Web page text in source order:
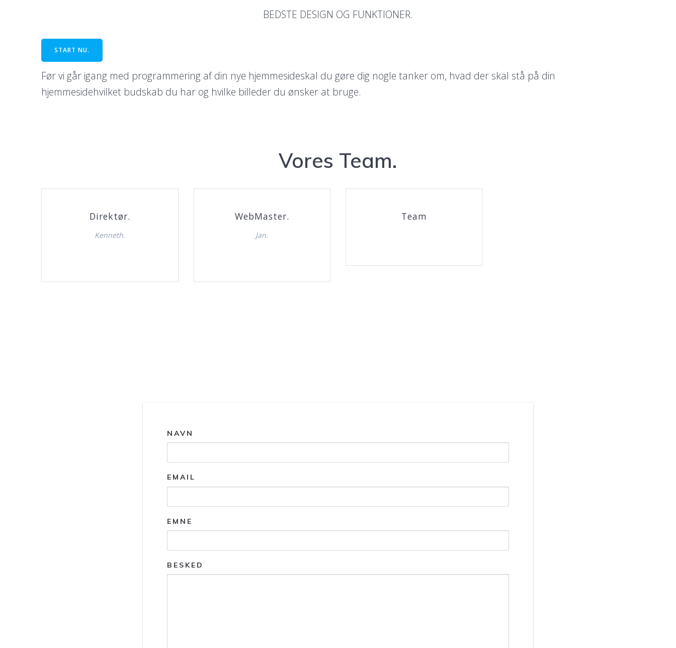
BEDSTE DESIGN OG FUNKTIONER.
START NU.
Før vi går igang med programmering af din nye hjemmesideskal du gøre dig nogle tanker om, hvad der skal stå på din
hjemmesidehvilket budskab du har og hvilke billeder du ønsker at bruge.
Vores Team.
Direktør.
Kenneth.
WebMaster.
Jan.
Team
NAVN
EMAIL
EMNE
BESKED